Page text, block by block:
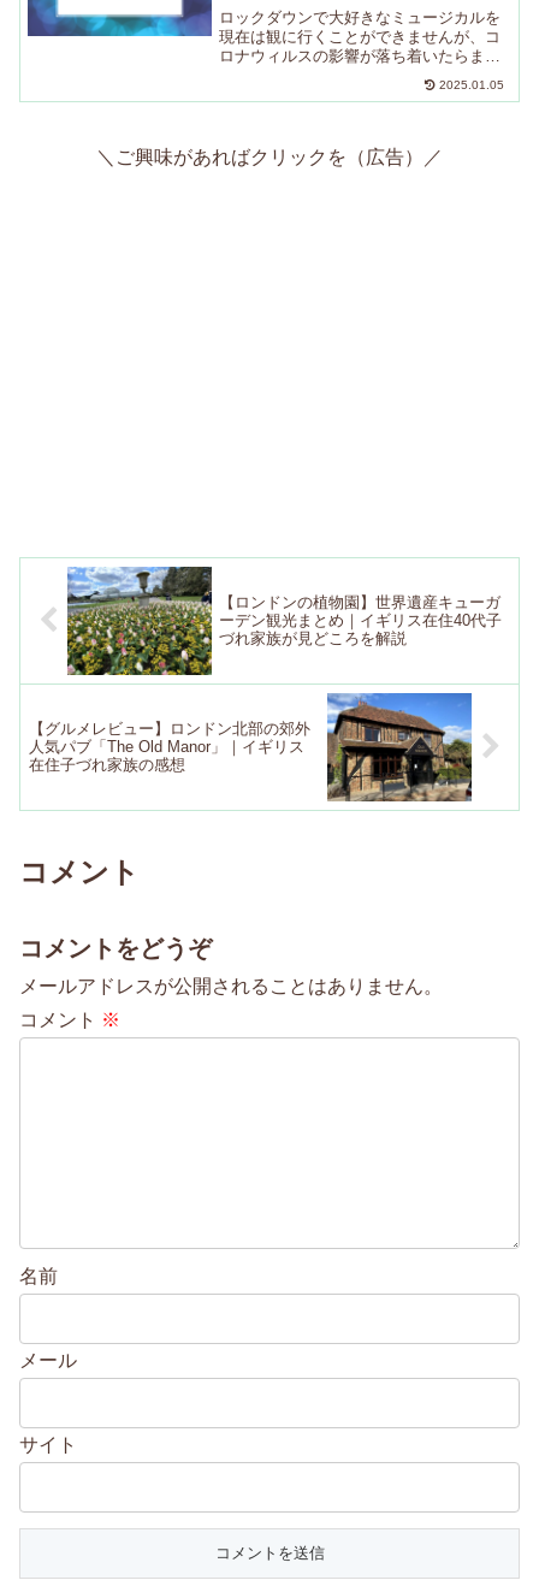
マ】
ロックダウンで大好きなミュージカルを
現在は観に行くことができませんが、コ
ロナウィルスの影響が落ち着いたらまた
ぜひWest End（ウエストエンド）に観に
行きたいと思っています！２０２０年の
2025.01.05
＼ご興味があればクリックを（広告）／
【ロンドンの植物園】世界遺産キューガ
ーデン観光まとめ｜イギリス在住40代子
づれ家族が見どころを解説
【グルメレビュー】ロンドン北部の郊外
人気パブ「The Old Manor」｜イギリス
在住子づれ家族の感想
コメント
コメントをどうぞ
メールアドレスが公開されることはありません。
コメント ※
名前
メール
サイト